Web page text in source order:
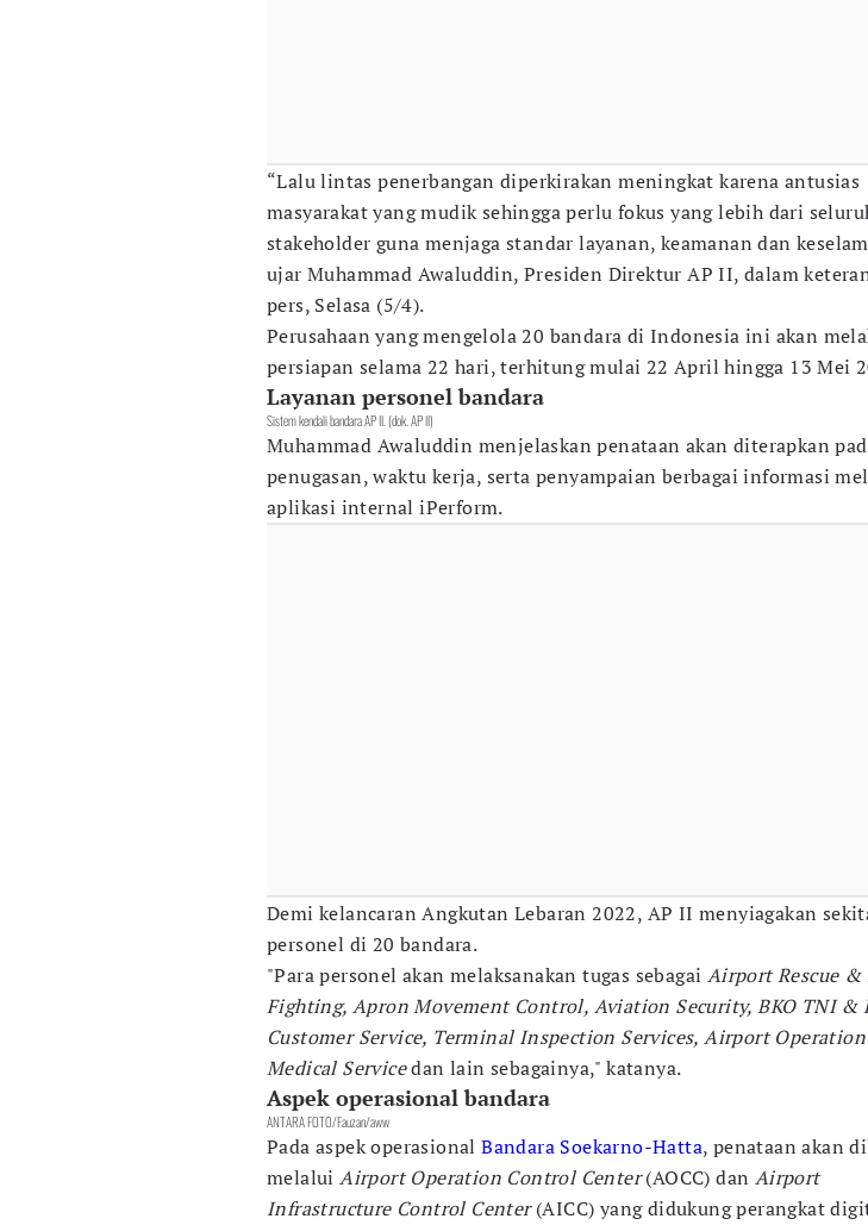
“Lalu lintas penerbangan diperkirakan meningkat karena antusias
masyarakat yang mudik sehingga perlu fokus yang lebih dari
stakeholder guna menjaga standar layanan, keamanan dan
ujar Muhammad Awaluddin, Presiden Direktur AP II, dalam
pers, Selasa (5/4).
Perusahaan yang mengelola 20 bandara di Indonesia ini akan
persiapan selama 22 hari, terhitung mulai 22 April hingga 13 Mei
Layanan personel bandara
Sistem kendali bandara AP II. (dok. AP II)
Muhammad Awaluddin menjelaskan penataan akan diterapkan
penugasan, waktu kerja, serta penyampaian berbagai informasi
aplikasi internal iPerform.
Demi kelancaran Angkutan Lebaran 2022, AP II menyiagakan
personel di 20 bandara.
"Para personel akan melaksanakan tugas sebagai Airport Rescue &
Fighting, Apron Movement Control, Aviation Security, BKO TNI &
Customer Service, Terminal Inspection Services, Airport
Medical Servicedan lain sebagainya," katanya.
Aspek operasional bandara
ANTARA FOTO/Fauzan/aww
Pada aspek operasionalBandara Soekarno-Hatta, penataan akan
melaluiAirport Operation Control Center(AOCC) dan Airport
Infrastructure Control Center(AICC) yang didukung perangkat